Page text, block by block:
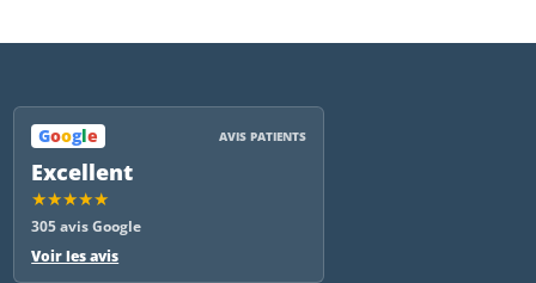
Google AVIS PATIENTS
Excellent
★★★★★
305 avis Google
Voir les avis